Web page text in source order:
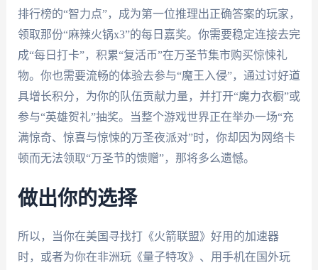
排行榜的“智力点”，成为第一位推理出正确答案的玩家，
领取那份“麻辣火锅x3”的每日嘉奖。你需要稳定连接去完
成“每日打卡”，积累“复活币”在万圣节集市购买惊悚礼
物。你也需要流畅的体验去参与“魔王入侵”，通过讨好道
具增长积分，为你的队伍贡献力量，并打开“魔力衣橱”或
参与“英雄贺礼”抽奖。当整个游戏世界正在举办一场“充
满惊奇、惊喜与惊悚的万圣夜派对”时，你却因为网络卡
顿而无法领取“万圣节的馈赠”，那将多么遗憾。
做出你的选择
所以，当你在美国寻找打《火箭联盟》好用的加速器
时，或者为你在非洲玩《量子特攻》、用手机在国外玩